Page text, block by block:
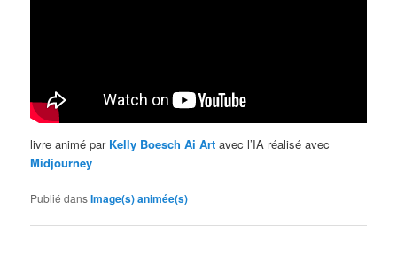
livre animé par Kelly Boesch Ai Art avec l’IA réalisé avec
Midjourney
Publié dansImage(s) animée(s)